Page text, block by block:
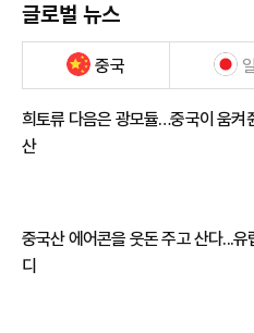
글로벌 뉴스
중국
희토류 다음은 광모듈…중국이 움켜
산
중국산 에어콘을 웃돈 주고 산다...유
디